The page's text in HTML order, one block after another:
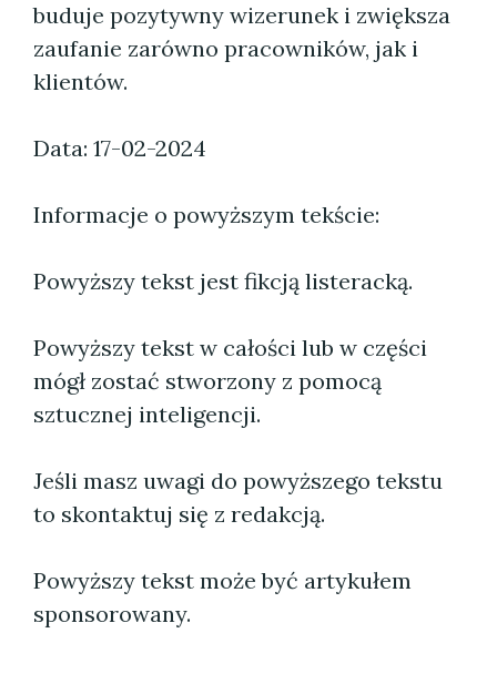
buduje pozytywny wizerunek i zwiększa
zaufanie zarówno pracowników, jak i
klientów.
Data: 17-02-2024
Informacje o powyższym tekście:
Powyższy tekst jest fikcją listeracką.
Powyższy tekst w całości lub w części
mógł zostać stworzony z pomocą
sztucznej inteligencji.
Jeśli masz uwagi do powyższego tekstu
to skontaktuj się z redakcją.
Powyższy tekst może być artykułem
sponsorowany.